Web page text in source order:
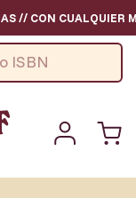
MEDIO DE